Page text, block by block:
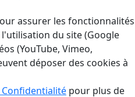
assurer les fonctionnalités
du site (Google
(YouTube, Vimeo,
déposer des cookies à
pour plus de